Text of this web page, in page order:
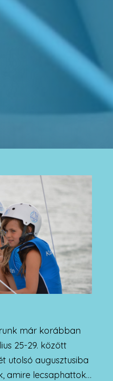
már korábban
25-29. között
utolsó augusztusiba
amire lecsaphattok…